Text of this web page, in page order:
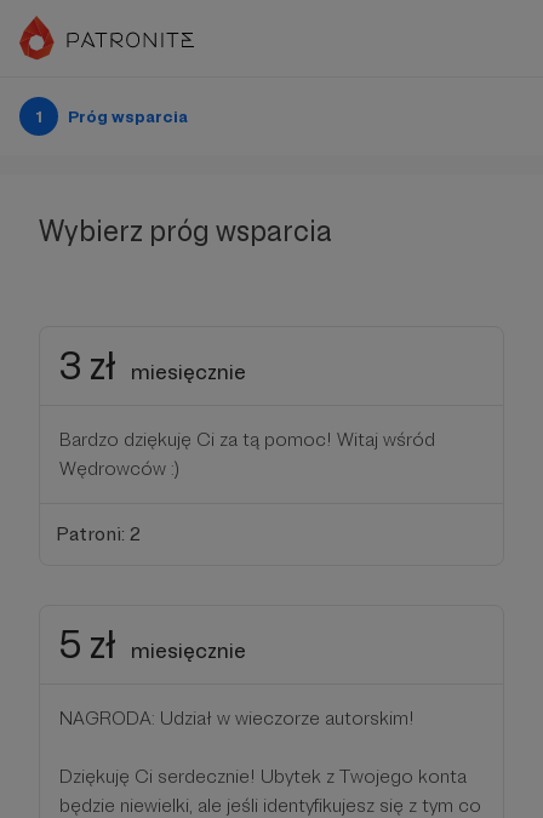
1 Próg wsparcia
Wybierz próg wsparcia
3 zł miesięcznie
Bardzo dziękuję Ci za tą pomoc! Witaj wśród
Wędrowców :)
Patroni: 2
5 zł miesięcznie
NAGRODA: Udział w wieczorze autorskim!
Dziękuję Ci serdecznie! Ubytek z Twojego konta
będzie niewielki, ale jeśli identyfikujesz się z tym co